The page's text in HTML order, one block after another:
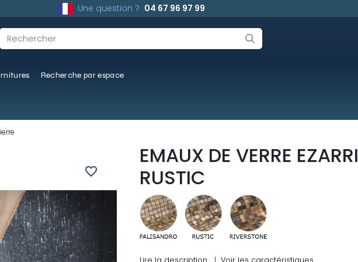
Une question ? 04 67 96 97 99
Recherche par espace
favorite_border
EMAUX DE VERRE EZARRI
RUSTIC
Lire la description | Voir les caractéristiques